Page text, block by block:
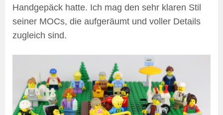
Handgepäck hatte. Ich mag den sehr klaren Stil
seiner MOCs, die aufgeräumt und voller Details
zugleich sind.